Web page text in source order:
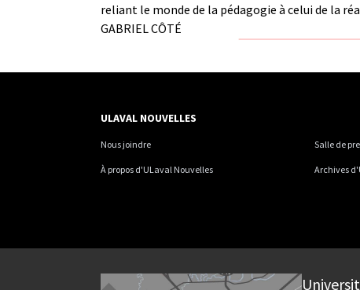
reliant le monde de la pédagogie à celui de la
GABRIEL CÔTÉ
ULAVAL NOUVELLES
Nous joindre Salle de
À propos d'ULaval Nouvelles Archives